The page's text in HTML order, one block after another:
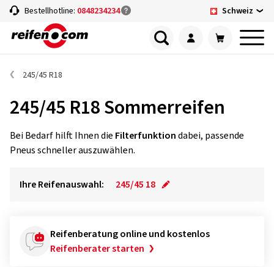
Bestellhotline: 0848234234 Schweiz
245/45 R18
245/45 R18 Sommerreifen
Bei Bedarf hilft Ihnen die Filterfunktiondabei, passende
Pneus schneller auszuwählen.
Ihre Reifenauswahl: 245/45 18
Reifenberatung online und kostenlos
Reifenberater starten